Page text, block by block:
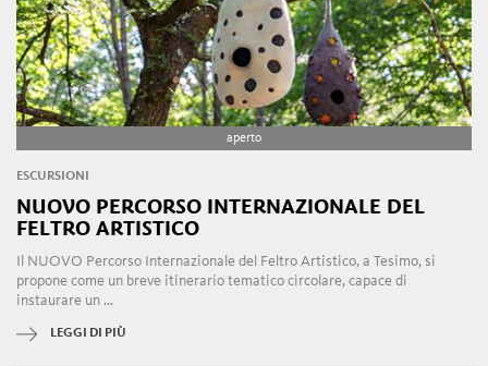
aperto
ESCURSIONI
NUOVO PERCORSO INTERNAZIONALE DEL
FELTRO ARTISTICO
Il NUOVO Percorso Internazionale del Feltro Artistico, a Tesimo, si
propone come un breve itinerario tematico circolare, capace di
instaurare un ...
LEGGI DI PIÙ